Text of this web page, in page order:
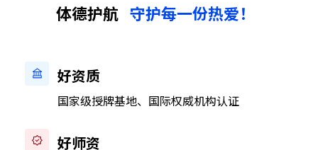
体德护航 守护每一份热爱！
好资质
国家级授牌基地、国际权威机构认证
好师资